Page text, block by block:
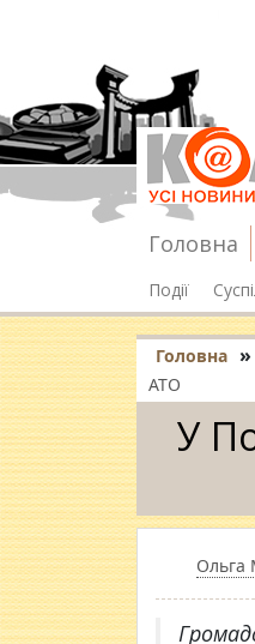
Головна
Події
Головна »
АТО
У
Ольга